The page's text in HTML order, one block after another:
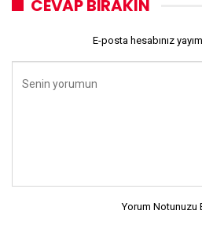
CEVAP BIRAKIN
E-posta hesabınız
Yorum Notunuzu